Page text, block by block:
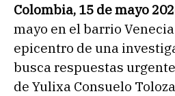
Colombia, 15 de mayo
mayo en el barrio
epicentro de una
busca respuestas
de Yulixa Consuelo